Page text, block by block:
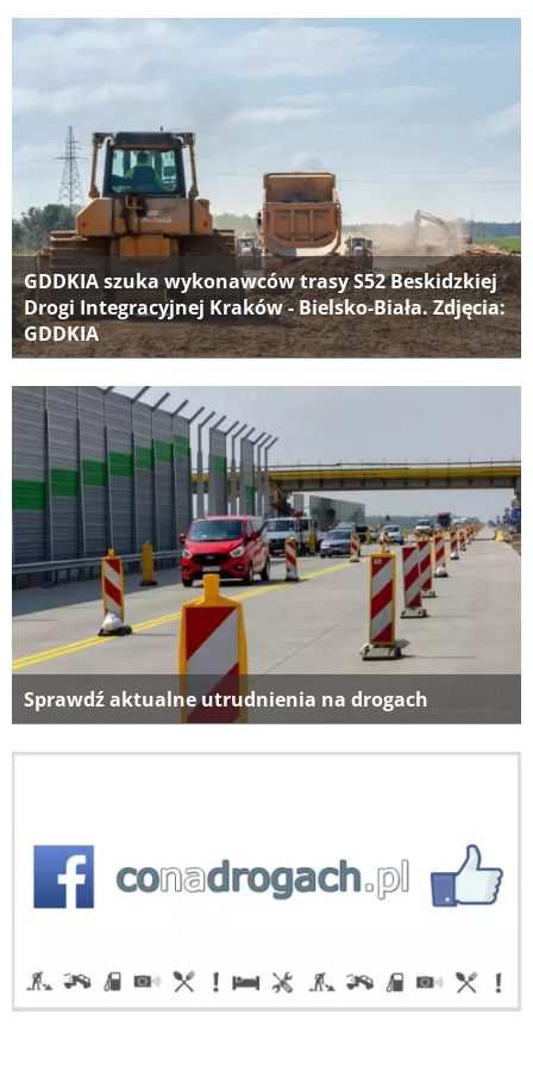
GDDKIA szuka wykonawców trasy S52 Beskidzkiej
Drogi Integracyjnej Kraków - Bielsko-Biała. Zdjęcia:
GDDKIA
Sprawdź aktualne utrudnienia na drogach